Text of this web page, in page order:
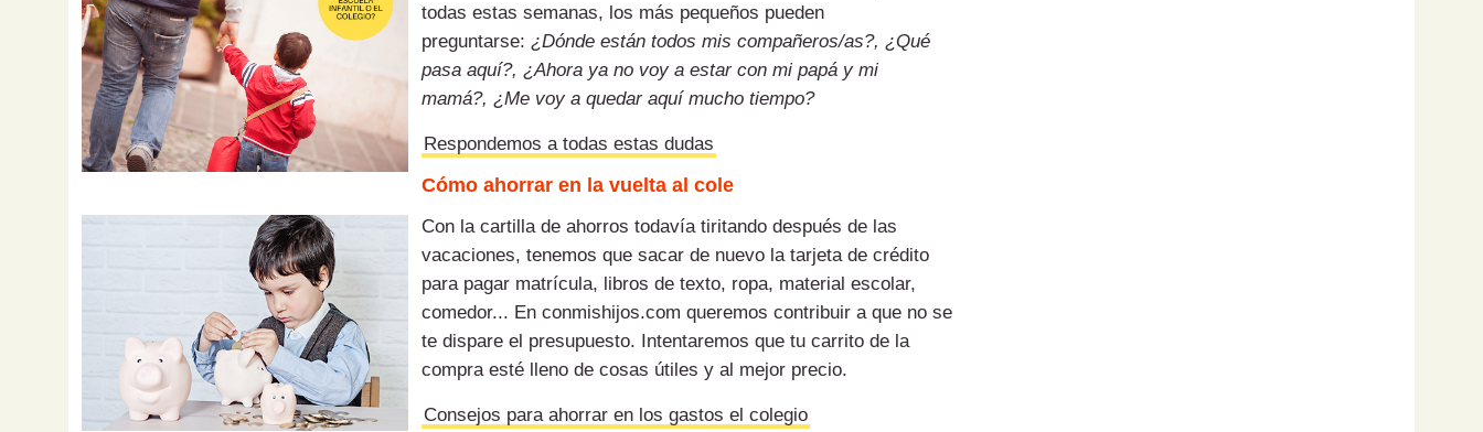
todas estas semanas, los más pequeños pueden
preguntarse: ¿Dónde están todos mis compañeros/as?, ¿Qué
pasa aquí?, ¿Ahora ya no voy a estar con mi papá y mi
mamá?, ¿Me voy a quedar aquí mucho tiempo?
Respondemos a todas estas dudas
Cómo ahorrar en la vuelta al cole
Con la cartilla de ahorros todavía tiritando después de las
vacaciones, tenemos que sacar de nuevo la tarjeta de crédito
para pagar matrícula, libros de texto, ropa, material escolar,
comedor... En conmishijos.com queremos contribuir a que no se
te dispare el presupuesto. Intentaremos que tu carrito de la
compra esté lleno de cosas útiles y al mejor precio.
Consejos para ahorrar en los gastos el colegio